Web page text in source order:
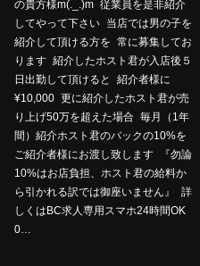
の貴方様m(._.)m 従業員を是非紹介
してやって下さい 当店では男の子を
紹介して頂ける方を 常に募集してお
ります 紹介したホスト君が入店後５
日出勤して頂けると 紹介者様に
¥10,000 更に紹介したホスト君が売
り上げ50万を超えた場合 毎月（1年
間）紹介ホスト君のバックの10%を
ご紹介者様にお渡し致します 『勿論
10%はお店負担、ホスト君の給料か
ら引かれる訳では御座いません』 詳
しくはBC求人専用スマホ24時間OK
0…